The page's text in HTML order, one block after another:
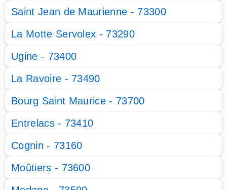
Saint Jean de Maurienne - 73300
La Motte Servolex - 73290
Ugine - 73400
La Ravoire - 73490
Bourg Saint Maurice - 73700
Entrelacs - 73410
Cognin - 73160
Moûtiers - 73600